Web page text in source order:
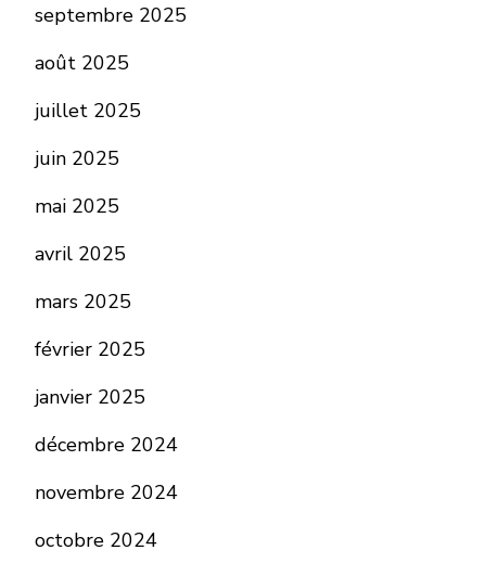
septembre 2025
août 2025
juillet 2025
juin 2025
mai 2025
avril 2025
mars 2025
février 2025
janvier 2025
décembre 2024
novembre 2024
octobre 2024